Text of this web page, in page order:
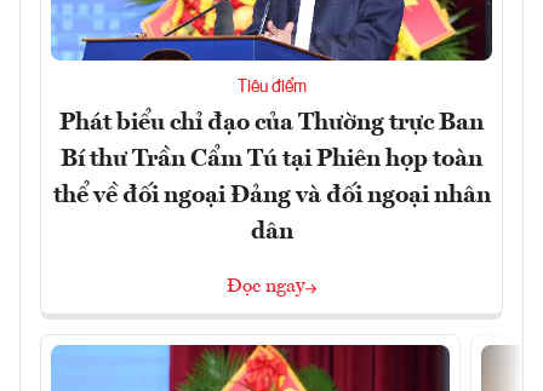
Tiêu điểm
Phát biểu chỉ đạo của Thường trực Ban
Bí thư Trần Cẩm Tú tại Phiên họp toàn
thể về đối ngoại Đảng và đối ngoại nhân
dân
Đọc ngay